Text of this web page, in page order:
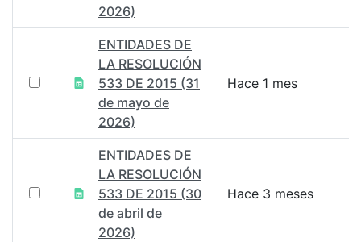
2026)
ENTIDADES DE
LA RESOLUCIÓN
533 DE 2015 (31
de mayo de
2026)
Hace 1 mes
ENTIDADES DE
LA RESOLUCIÓN
533 DE 2015 (30
de abril de
2026)
Hace 3 meses